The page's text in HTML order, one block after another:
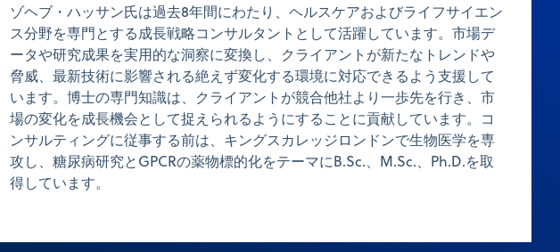
ゾヘブ・ハッサン氏は過去8年間にわたり、ヘルスケアおよびライフサイエン
ス分野を専門とする成長戦略コンサルタントとして活躍しています。市場デ
ータや研究成果を実用的な洞察に変換し、クライアントが新たなトレンドや
脅威、最新技術に影響される絶えず変化する環境に対応できるよう支援して
います。博士の専門知識は、クライアントが競合他社より一歩先を行き、市
場の変化を成長機会として捉えられるようにすることに貢献しています。コ
ンサルティングに従事する前は、キングスカレッジロンドンで生物医学を専
攻し、糖尿病研究とGPCRの薬物標的化をテーマにB.Sc.、M.Sc.、Ph.D.を取
得しています。